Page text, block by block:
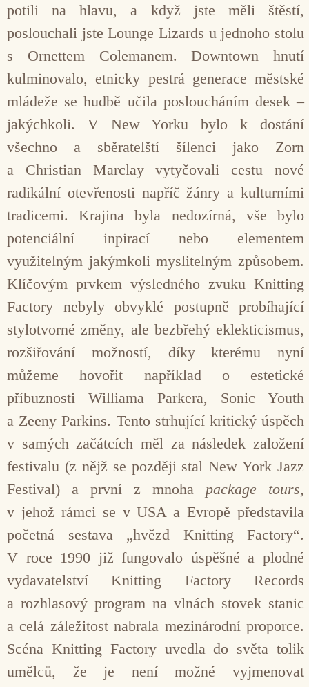
potili na hlavu, a když jste měli štěstí,
poslouchali jste Lounge Lizards u jednoho stolu
s Ornettem Colemanem. Downtown hnutí
kulminovalo, etnicky pestrá generace městské
mládeže se hudbě učila posloucháním desek –
jakýchkoli. V New Yorku bylo k dostání
všechno a sběratelští šílenci jako Zorn
a Christian Marclay vytyčovali cestu nové
radikální otevřenosti napříč žánry a kulturními
tradicemi. Krajina byla nedozírná, vše bylo
potenciální inpirací nebo elementem
využitelným jakýmkoli myslitelným způsobem.
Klíčovým prvkem výsledného zvuku Knitting
Factory nebyly obvyklé postupně probíhající
stylotvorné změny, ale bezbřehý eklekticismus,
rozšiřování možností, díky kterému nyní
můžeme hovořit například o estetické
příbuznosti Williama Parkera, Sonic Youth
a Zeeny Parkins. Tento strhující kritický úspěch
v samých začátcích měl za následek založení
festivalu (z nějž se později stal New York Jazz
Festival) a první z mnoha package tours,
v jehož rámci se v USA a Evropě představila
početná sestava „hvězd Knitting Factory“.
V roce 1990 již fungovalo úspěšné a plodné
vydavatelství Knitting Factory Records
a rozhlasový program na vlnách stovek stanic
a celá záležitost nabrala mezinárodní proporce.
Scéna Knitting Factory uvedla do světa tolik
umělců, že je není možné vyjmenovat